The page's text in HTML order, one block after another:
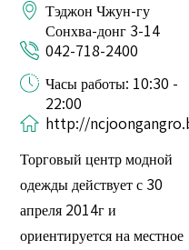
Тэджон Чжун-гу
Сонхва-донг 3-14
042-718-2400
Часы работы: 10:30 -
22:00
http://
Торговый центр модной
одежды действует с 30
апреля 2014г и
ориентируется на местное